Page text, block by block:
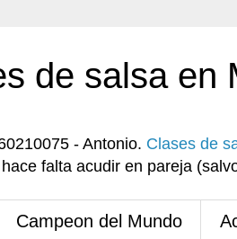
de salsa en
- Antonio. Clases de
falta acudir en pareja
Campeon del Mundo